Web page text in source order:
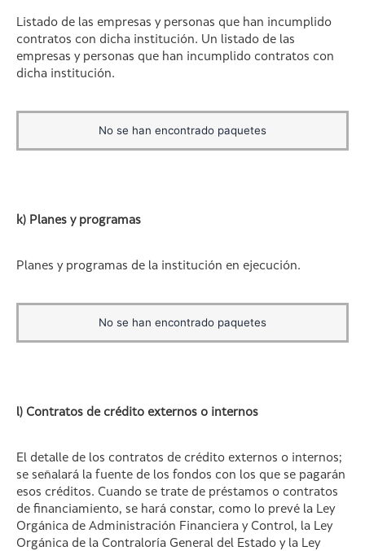
Listado de las empresas y personas que han incumplido
contratos con dicha institución. Un listado de las
empresas y personas que han incumplido contratos con
dicha institución.
No se han encontrado paquetes
k) Planes y programas
Planes y programas de la institución en ejecución.
No se han encontrado paquetes
l) Contratos de crédito externos o internos
El detalle de los contratos de crédito externos o internos;
se señalará la fuente de los fondos con los que se pagarán
esos créditos. Cuando se trate de préstamos o contratos
de financiamiento, se hará constar, como lo prevé la Ley
Orgánica de Administración Financiera y Control, la Ley
Orgánica de la Contraloría General del Estado y la Ley